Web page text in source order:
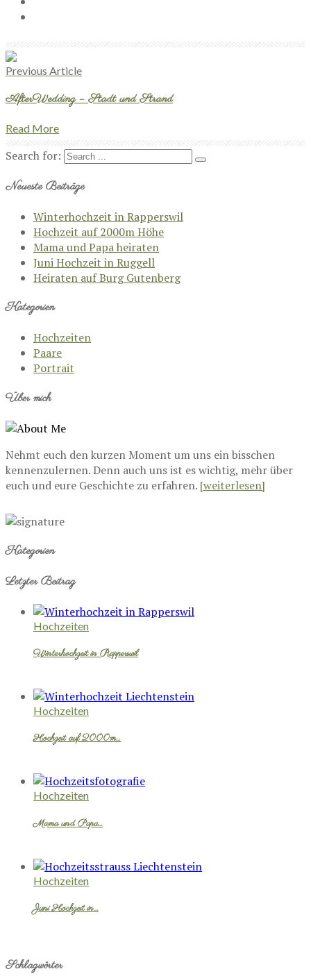
Previous Article
AfterWedding – Stadt und Strand
Read More
Search for:
Neueste Beiträge
Winterhochzeit in Rapperswil
Hochzeit auf 2000m Höhe
Mama und Papa heiraten
Juni Hochzeit in Ruggell
Heiraten auf Burg Gutenberg
Kategorien
Hochzeiten
Paare
Portrait
Über mich
Nehmt euch den kurzen Moment um uns ein bisschen
kennenzulernen. Denn auch uns ist es wichtig, mehr über
euch und eure Geschichte zu erfahren. [weiterlesen]
Kategorien
Letzter Beitrag
Hochzeiten
Winterhochzeit in Rapperswil
Hochzeiten
Hochzeit auf 2000m…
Hochzeiten
Mama und Papa…
Hochzeiten
Juni Hochzeit in…
Schlagwörter